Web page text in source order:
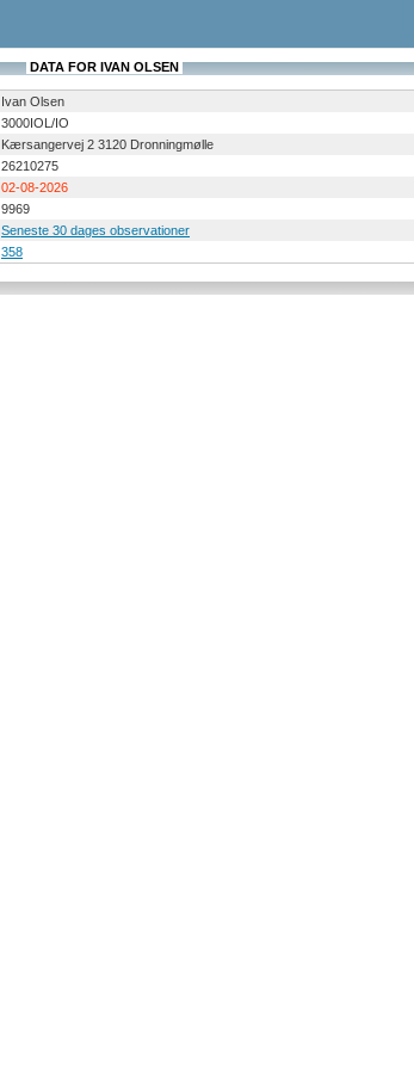
DATA FOR IVAN OLSEN
Ivan Olsen
3000IOL/IO
Kærsangervej 2 3120 Dronningmølle
26210275
02-08-2026
9969
Seneste 30 dages observationer
358